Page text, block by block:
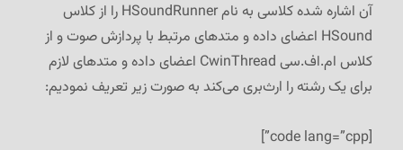
آن اشاره شده کلاسی به نام HSoundRunner را از کلاس
HSound اعضای داده و متدهای مرتبط با پردازش صوت و از
کلاس ام.اف.سی CwinThread اعضای داده و متدهای لازم
برای یک رشته را ارث‌بری می‌کند به صورت زیر تعریف نمودیم:
[code lang=”cpp”]